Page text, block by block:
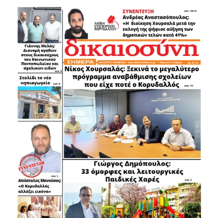
ΤΑΣΟΣ ΘΕΟΔΩΡΑΚΟΣ ΑΝΤΙΔΗΜΑΡΧΟΣ ΔΗΜΟΥ
ΠΕΡΙΣΤΕΡΙΟΥ
ΒΑΣΙΛΗΣ ΜΠΕΤΣΗΣ ΑΝΤΙΔΗΜΑΡΧΟΣ ΔΗΜΟΥ
ΠΕΡΙΣΤΕΡΙΟΥ
ΓΙΑΝΝΗΣ ΚΑΛΑΝΤΩΝΗΣ ΑΝΤΙΔΗΜΑΡΧΟΣ ΔΗΜΟΥ
ΠΕΡΙΣΤΕΡΙΟΥ
ΚΑΠΝΙΑ ΑΝΝΑ ΑΝΤΙΔΗΜΑΡΧΟΣ ΑΓΙΩN ΑΝΑΡΓΥΡΩΝ
ΚΑΜΑΤΕΡΟΥ
ΠΟΥΛΑΚΗΣ ΓΙΩΡΓΟΣ ΑΝΤΙΔΗΜΑΡΧΟΣ ΑΓΙΑΣ
ΒΑΡΒΑΡΑΣ
ΜΑΥΡΟΜΑΤΑΚΗΣ ΚΥΡΙΑΚΟΣ ΑΝΤΙΔΗΜΑΡΧΟΣ ΙΛΙΟΥ
ΚΑΣΟΥΡΙΔΗΣ ΝΙΚΟΣ ΔΗΜΟΤΙΚΟΣ ΣΥΜΒΟΥΛΟΣ